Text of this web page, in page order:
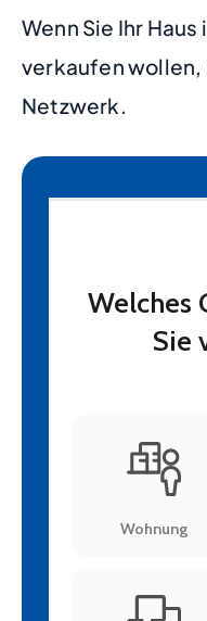
Wenn Sie Ihr Haus
verkaufen wollen,
Netzwerk.